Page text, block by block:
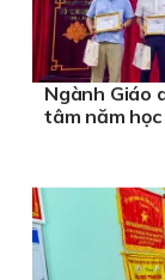
Ngành Giáo
tâm năm